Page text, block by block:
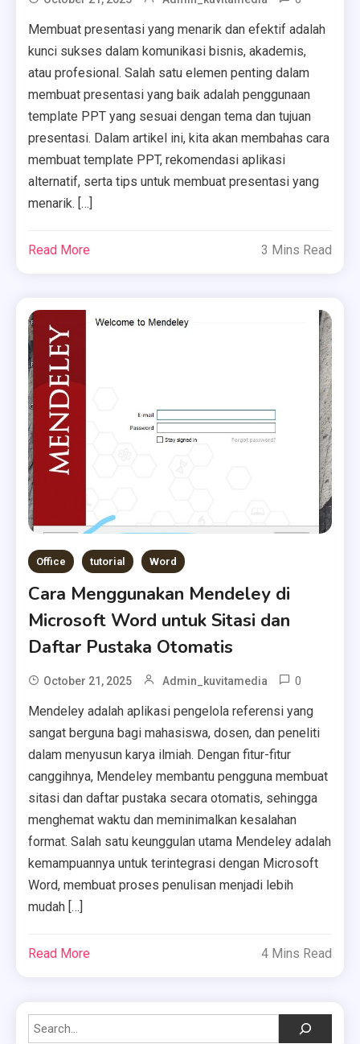
Membuat presentasi yang menarik dan efektif adalah
kunci sukses dalam komunikasi bisnis, akademis,
atau profesional. Salah satu elemen penting dalam
membuat presentasi yang baik adalah penggunaan
template PPT yang sesuai dengan tema dan tujuan
presentasi. Dalam artikel ini, kita akan membahas cara
membuat template PPT, rekomendasi aplikasi
alternatif, serta tips untuk membuat presentasi yang
menarik. […]
Read More 3 Mins Read
Office tutorial Word
Cara Menggunakan Mendeley di
Microsoft Word untuk Sitasi dan
Daftar Pustaka Otomatis
October 21, 2025 Admin_kuvitamedia 0
Mendeley adalah aplikasi pengelola referensi yang
sangat berguna bagi mahasiswa, dosen, dan peneliti
dalam menyusun karya ilmiah. Dengan fitur-fitur
canggihnya, Mendeley membantu pengguna membuat
sitasi dan daftar pustaka secara otomatis, sehingga
menghemat waktu dan meminimalkan kesalahan
format. Salah satu keunggulan utama Mendeley adalah
kemampuannya untuk terintegrasi dengan Microsoft
Word, membuat proses penulisan menjadi lebih
mudah […]
Read More 4 Mins Read
Search